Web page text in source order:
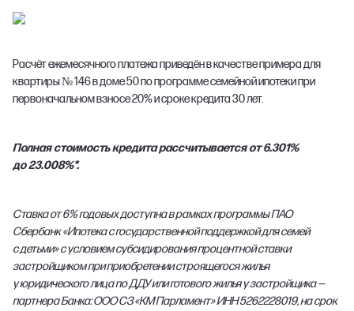
Расчёт ежемесячного платежа приведён в качестве примера для
квартиры № 146 в доме 50 по программе семейной ипотеки при
первоначальном взносе 20% и сроке кредита 30 лет.
Полная стоимость кредита рассчитывается от 6.301%
до 23.008%*.
Ставка от 6% годовых доступна в рамках программы ПАО
Сбербанк «Ипотека с государственной поддержкой для семей
с детьми» с условием субсидирования процентной ставки
застройщиком при приобретении строящегося жилья
у юридического лица по ДДУ или готового жилья у застройщика —
партнера Банка: ООО СЗ «КМ Парламент» ИНН 5262228019, на срок